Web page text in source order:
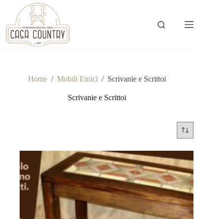
contenuto
Home / Mobili Etnici / Scrivanie e Scrittoi
Scrivanie e Scrittoi